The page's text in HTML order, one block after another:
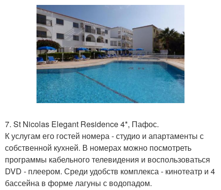
7. St Nicolas Elegant Residence 4*, Пафос.
К услугам его гостей номера - студио и апартаменты с
собственной кухней. В номерах можно посмотреть
программы кабельного телевидения и воспользоваться
DVD - плеером. Среди удобств комплекса - кинотеатр и 4
бассейна в форме лагуны с водопадом.